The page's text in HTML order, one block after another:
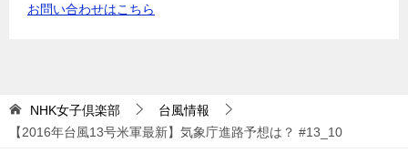
お問い合わせはこちら
NHK女子倶楽部
台風情報
【2016年台風13号米軍最新】気象庁進路予想は？ #13_10